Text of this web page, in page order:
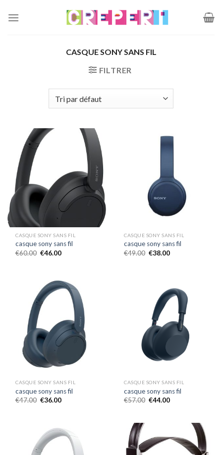
CASQUE SONY SANS FIL
FILTRER
CASQUE SONY SANS FIL
casque sony sans fil
€60.00 €46.00
CASQUE SONY SANS FIL
casque sony sans fil
€49.00 €38.00
CASQUE SONY SANS FIL
casque sony sans fil
€47.00 €36.00
CASQUE SONY SANS FIL
casque sony sans fil
€57.00 €44.00